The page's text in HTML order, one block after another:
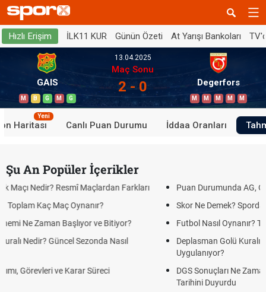
Hızlı Erişim İLK11 KUR Günün Özeti At Yarışı Bankoları
GAIS
M B G M G
13.04.2025
Maç Sonu
2 - 0 Degerfors
M M M M M
Haritası
Yeni
Canlı Puan Durumu İddaa Oranları
Şu An Popüler İçerikler
Farkları
Bitiyor?
Nasıl
Puan Durumunda AG, OM ve Diğer Kısaltmalar
Skor Ne Demek? Sporda Skor ve Sonuç
Futbol Nasıl Oynanır? Temel Futbol Kuralları
Deplasman Golü Kuralı Nedir? Hangi
DGS Sonuçları Ne Zaman Açıklanacak 2026?